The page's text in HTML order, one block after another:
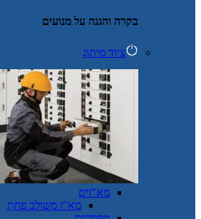
בקרה והגנה על מנועים
ציוד מיתוג
מא"זים
מא"ז משולב פחת